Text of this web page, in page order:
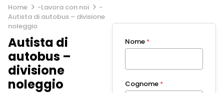
Home -Lavora con noi
-
Autista di autobus – divisione
noleggio
Autista di
autobus –
divisione
noleggio
Nome *
Cognome *